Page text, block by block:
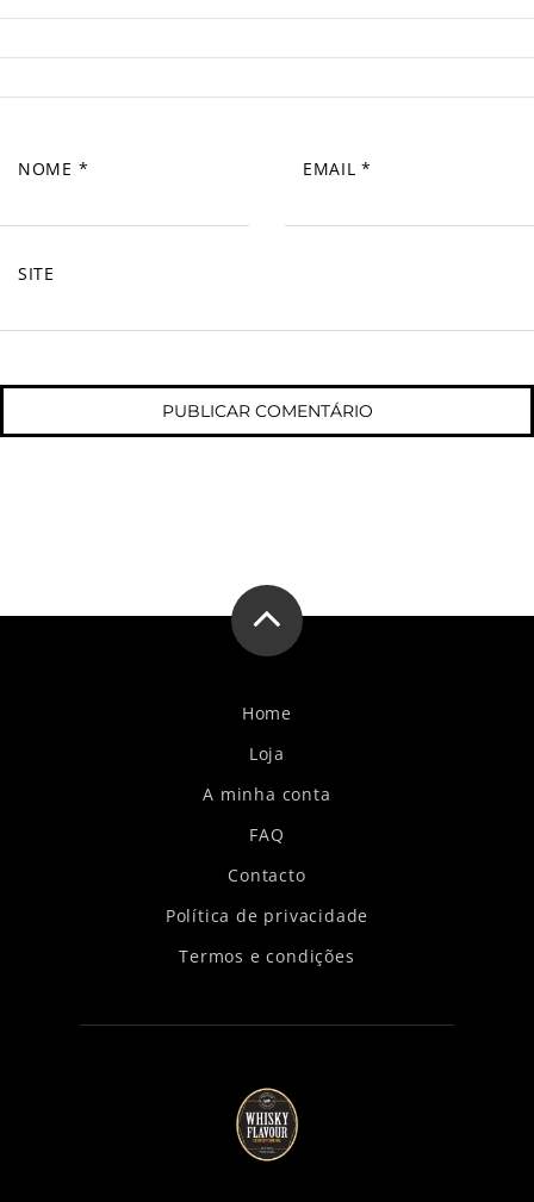
NOME * EMAIL*
SITE
Home
Loja
A minha conta
FAQ
Contacto
Política de privacidade
Termos e condições